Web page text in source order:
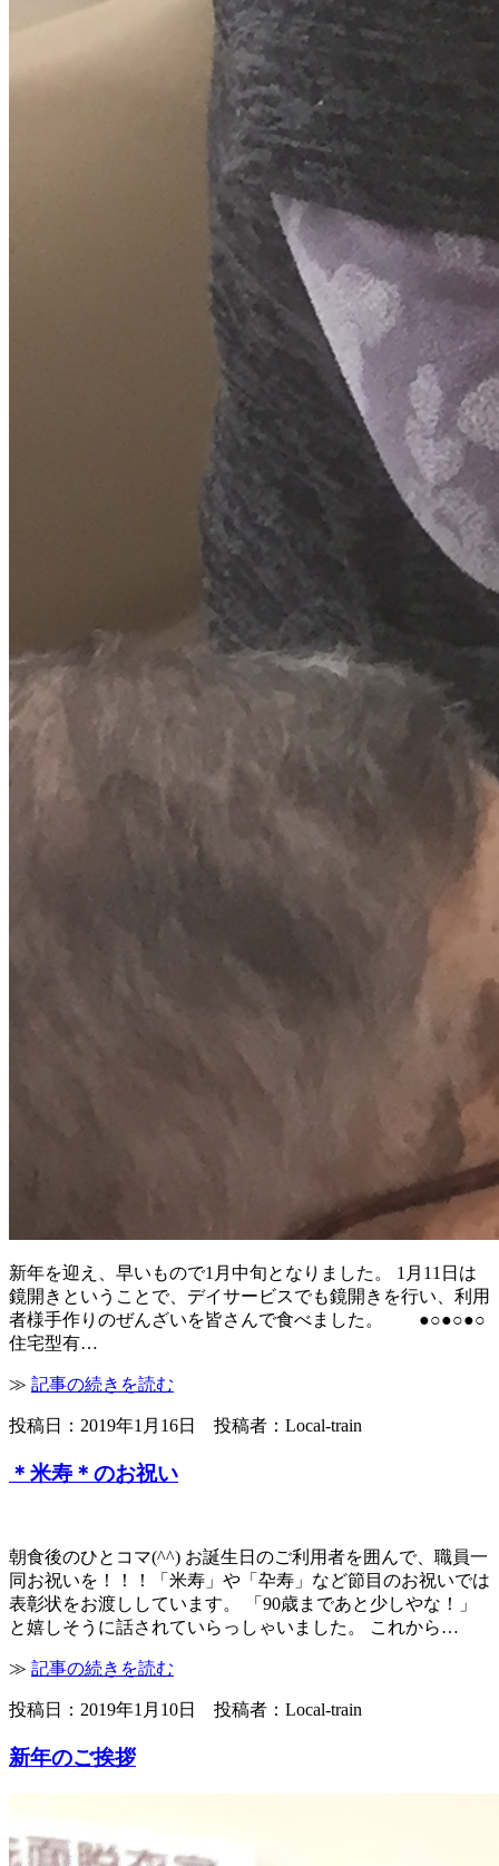
新年を迎え、早いもので1月中旬となりました。 1月11日は
鏡開きということで、デイサービスでも鏡開きを行い、利用
者様手作りのぜんざいを皆さんで食べました。 ●○●○●○
住宅型有…
≫ 記事の続きを読む
投稿日：2019年1月16日 投稿者：Local-train
＊米寿＊のお祝い
朝食後のひとコマ(^^) お誕生日のご利用者を囲んで、職員一
同お祝いを！！！「米寿」や「卆寿」など節目のお祝いでは
表彰状をお渡ししています。 「90歳まであと少しやな！」
と嬉しそうに話されていらっしゃいました。 これから…
≫ 記事の続きを読む
投稿日：2019年1月10日 投稿者：Local-train
新年のご挨拶